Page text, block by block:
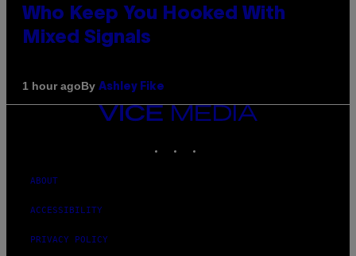
Who Keep You Hooked With
Mixed Signals
1 hour agoBy Ashley Fike
VICE
MEDIA
ABOUT
ACCESSIBILITY
PRIVACY POLICY